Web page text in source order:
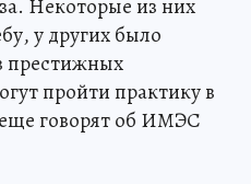
Некоторые из них
у других было
престижных
пройти практику в
говорят об ИМЭС